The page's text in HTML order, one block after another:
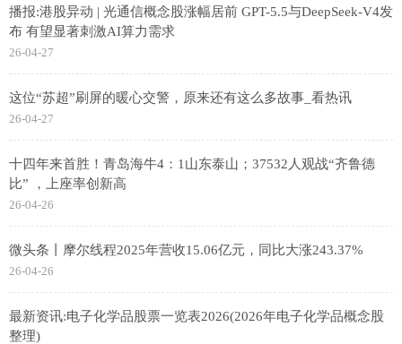
播报:港股异动 | 光通信概念股涨幅居前 GPT-5.5与DeepSeek-V4发
布 有望显著刺激AI算力需求
26-04-27
这位“苏超”刷屏的暖心交警，原来还有这么多故事_看热讯
26-04-27
十四年来首胜！青岛海牛4：1山东泰山；37532人观战“齐鲁德
比” ，上座率创新高
26-04-26
微头条丨摩尔线程2025年营收15.06亿元，同比大涨243.37%
26-04-26
最新资讯:电子化学品股票一览表2026(2026年电子化学品概念股
整理)